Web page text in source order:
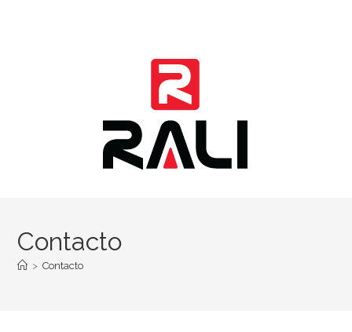
Contacto
> Contacto